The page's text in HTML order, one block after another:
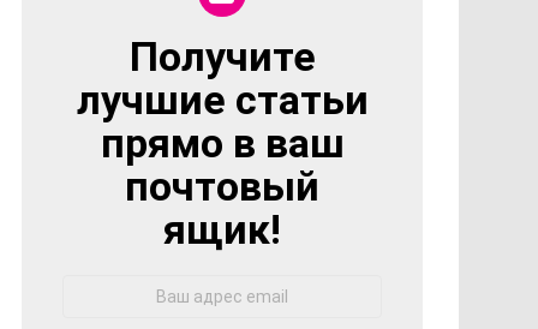
NEWSLETTER
Получите
лучшие статьи
прямо в ваш
почтовый
ящик!